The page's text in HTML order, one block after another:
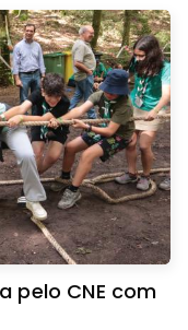
CNE com